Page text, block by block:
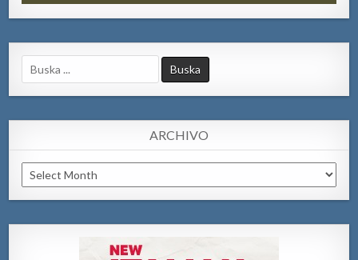
Search
for:
ARCHIVO
Archivo